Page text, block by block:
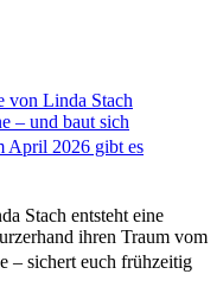
Stach entsteht eine
ihren Traum vom
– sichert euch frühzeitig